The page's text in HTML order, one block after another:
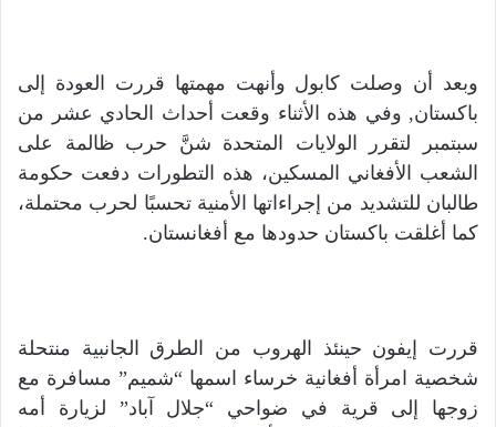
وبعد أن وصلت كابول وأنهت مهمتها قررت العودة إلى
باكستان, وفي هذه الأثناء وقعت أحداث الحادي عشر من
سبتمبر لتقرر الولايات المتحدة شنَّ حرب ظالمة على
الشعب الأفغاني المسكين، هذه التطورات دفعت حكومة
طالبان للتشديد من إجراءاتها الأمنية تحسبًا لحرب محتملة،
كما أغلقت باكستان حدودها مع أفغانستان.
قررت إيفون حينئذ الهروب من الطرق الجانبية منتحلة
شخصية امرأة أفغانية خرساء اسمها “شميم” مسافرة مع
زوجها إلى قرية في ضواحي “جلال آباد” لزيارة أمه